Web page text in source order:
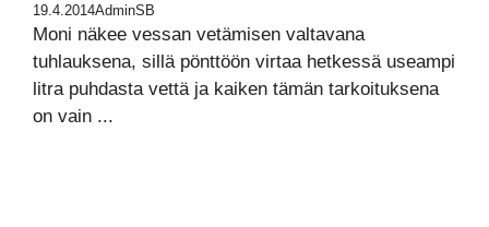
19.4.2014AdminSB
Moni näkee vessan vetämisen valtavana
tuhlauksena, sillä pönttöön virtaa hetkessä useampi
litra puhdasta vettä ja kaiken tämän tarkoituksena
on vain ...